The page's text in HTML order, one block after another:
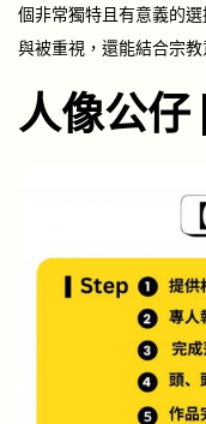
個非常獨特且有意義的
與被重視，還能結合宗
人像公仔